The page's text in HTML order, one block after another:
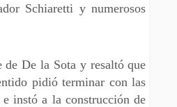
Schiaretti y numerosos
de De la Sota y resaltó que
pidió terminar con las
instó a la construcción de